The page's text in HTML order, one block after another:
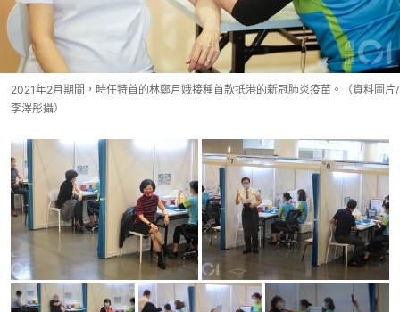
2021年2月期間，時任特首的林鄭月娥接種首款抵港的新冠肺炎疫苗。（資料圖片/
李澤彤攝）